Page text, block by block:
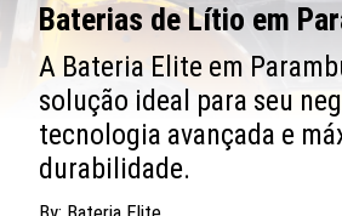
Baterias de Lítio em
A Bateria Elite em
solução ideal para seu
tecnologia avançada e
durabilidade.